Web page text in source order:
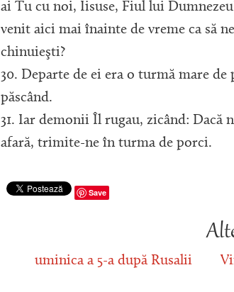
ai Tu cu noi, Iisuse, Fiul lui
venit aici mai înainte de vreme ca să ne
chinuieşti?
30. Departe de ei era o turmă mare de
păscând.
31. Iar demonii Îl rugau, zicând: Dacă
afară, trimite-ne în turma de porci.
Save
uminica a 5-a după Rusalii